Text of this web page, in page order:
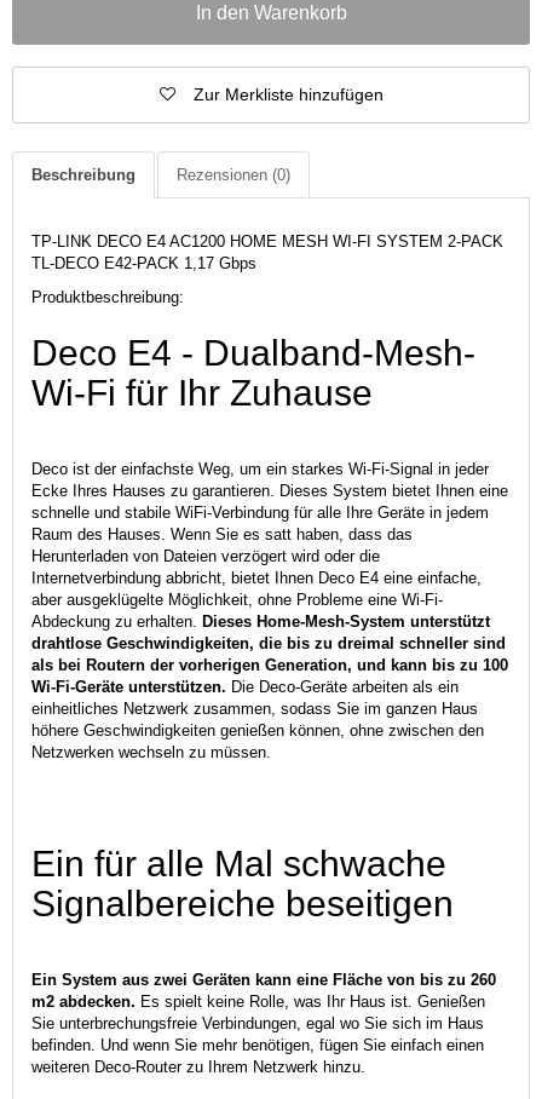
In den Warenkorb
Zur Merkliste hinzufügen
Beschreibung Rezensionen (0)
TP-LINK DECO E4 AC1200 HOME MESH WI-FI SYSTEM 2-PACK
TL-DECO E42-PACK 1,17 Gbps
Produktbeschreibung:
Deco E4 - Dualband-Mesh-
Wi-Fi für Ihr Zuhause
Deco ist der einfachste Weg, um ein starkes Wi-Fi-Signal in jeder
Ecke Ihres Hauses zu garantieren. Dieses System bietet Ihnen eine
schnelle und stabile WiFi-Verbindung für alle Ihre Geräte in jedem
Raum des Hauses. Wenn Sie es satt haben, dass das
Herunterladen von Dateien verzögert wird oder die
Internetverbindung abbricht, bietet Ihnen Deco E4 eine einfache,
aber ausgeklügelte Möglichkeit, ohne Probleme eine Wi-Fi-
Abdeckung zu erhalten. Dieses Home-Mesh-System unterstützt
drahtlose Geschwindigkeiten, die bis zu dreimal schneller sind
als bei Routern der vorherigen Generation, und kann bis zu 100
Wi-Fi-Geräte unterstützen. Die Deco-Geräte arbeiten als ein
einheitliches Netzwerk zusammen, sodass Sie im ganzen Haus
höhere Geschwindigkeiten genießen können, ohne zwischen den
Netzwerken wechseln zu müssen.
Ein für alle Mal schwache
Signalbereiche beseitigen
Ein System aus zwei Geräten kann eine Fläche von bis zu 260
m2 abdecken. Es spielt keine Rolle, was Ihr Haus ist. Genießen
Sie unterbrechungsfreie Verbindungen, egal wo Sie sich im Haus
befinden. Und wenn Sie mehr benötigen, fügen Sie einfach einen
weiteren Deco-Router zu Ihrem Netzwerk hinzu.